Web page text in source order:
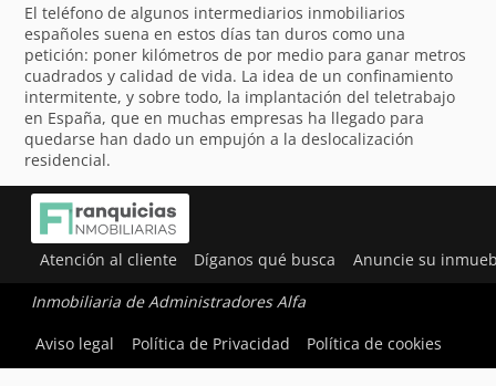
El teléfono de algunos intermediarios inmobiliarios
españoles suena en estos días tan duros como una
petición: poner kilómetros de por medio para ganar metros
cuadrados y calidad de vida. La idea de un confinamiento
intermitente, y sobre todo, la implantación del teletrabajo
en España, que en muchas empresas ha llegado para
quedarse han dado un empujón a la deslocalización
residencial.
Atención al cliente Díganos qué busca Anuncie su
Inmobiliaria de Administradores Alfa
Aviso legal
Política de Privacidad Política de cookies